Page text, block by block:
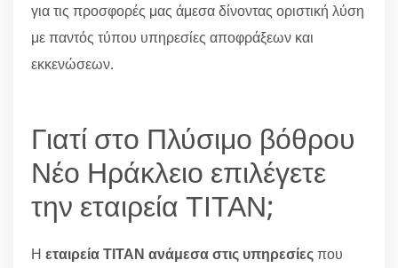
για τις προσφορές μας άμεσα δίνοντας οριστική λύση
με παντός τύπου υπηρεσίες αποφράξεων και
εκκενώσεων.
Γιατί στο Πλύσιμο βόθρου
Νέο Ηράκλειο επιλέγετε
την εταιρεία ΤΙΤΑΝ;
Η εταιρεία ΤΙΤΑΝ ανάμεσα στις υπηρεσίεςπου